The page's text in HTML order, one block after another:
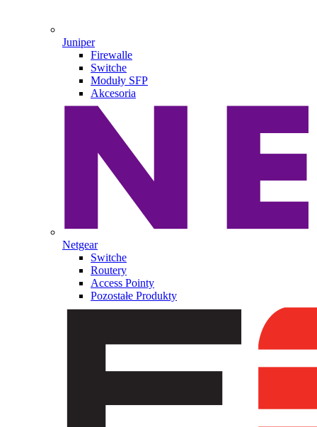
Juniper
Firewalle
Switche
Moduły SFP
Akcesoria
Netgear
Switche
Routery
Access Pointy
Pozostałe Produkty